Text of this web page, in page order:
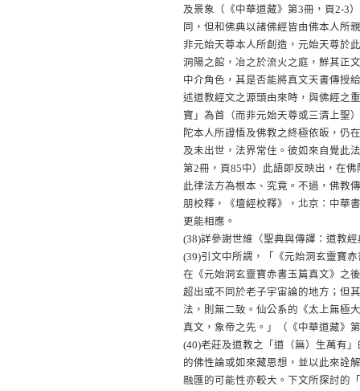
及景象（《中華道藏》第3冊，頁2-3
同，但和佛典以諸佛經皆由佛本人所
非元始天尊本人所創造，元始天尊於
洞陽之館，冶之於流火之庭，鮮其正
中介角色，其是否能將真文天書傳授
述道教經文之源頭由來時，與佛經之
寶」為首（而非元始天尊或三清上聖
陀本人所證悟及佛教之終極依皈，仍
及未出世，法界常住。彼如來自覺此
第2冊，頁85中）此語即反映出，在
此律法方為根本、究竟。不過，佛教
朋校釋，《壇經校釋》，北京：中華
更能相應。
(38)詳參謝世維〈聖典與傳譯：道教
(39)引文中所謂，「《元始洞玄靈寶
在《元始洞玄靈寶赤書玉篇真文》之
超出或不同於老子宇宙論的地方；但
法，則無二致。仙公系的《太上無極
真文，象帝之先。」（《中華道藏》
(40)老莊及道教之「道（無）生萬有
的佛性論或如來藏思想，並以此來詮
融匯的可能性亦較大。下文所探討的